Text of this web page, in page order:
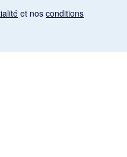
et nos conditions